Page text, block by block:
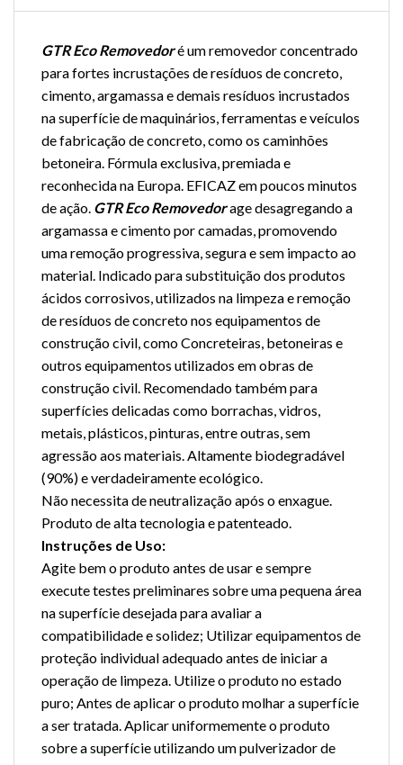
GTR Eco Removedoré um removedor concentrado
para fortes incrustações de resíduos de concreto,
cimento, argamassa e demais resíduos incrustados
na superfície de maquinários, ferramentas e veículos
de fabricação de concreto, como os caminhões
betoneira. Fórmula exclusiva, premiada e
reconhecida na Europa. EFICAZ em poucos minutos
de ação. GTR Eco Removedorage desagregando a
argamassa e cimento por camadas, promovendo
uma remoção progressiva, segura e sem impacto ao
material. Indicado para substituição dos produtos
ácidos corrosivos, utilizados na limpeza e remoção
de resíduos de concreto nos equipamentos de
construção civil, como Concreteiras, betoneiras e
outros equipamentos utilizados em obras de
construção civil. Recomendado também para
superfícies delicadas como borrachas, vidros,
metais, plásticos, pinturas, entre outras, sem
agressão aos materiais. Altamente biodegradável
(90%) e verdadeiramente ecológico.
Não necessita de neutralização após o enxague.
Produto de alta tecnologia e patenteado.
Instruções de Uso:
Agite bem o produto antes de usar e sempre
execute testes preliminares sobre uma pequena área
na superfície desejada para avaliar a
compatibilidade e solidez; Utilizar equipamentos de
proteção individual adequado antes de iniciar a
operação de limpeza. Utilize o produto no estado
puro; Antes de aplicar o produto molhar a superfície
a ser tratada. Aplicar uniformemente o produto
sobre a superfície utilizando um pulverizador de